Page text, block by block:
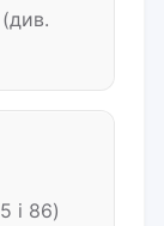
(див.
і 86)